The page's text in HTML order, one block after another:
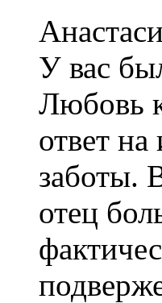
У вас
Любовь
ответ
заботы.
отец